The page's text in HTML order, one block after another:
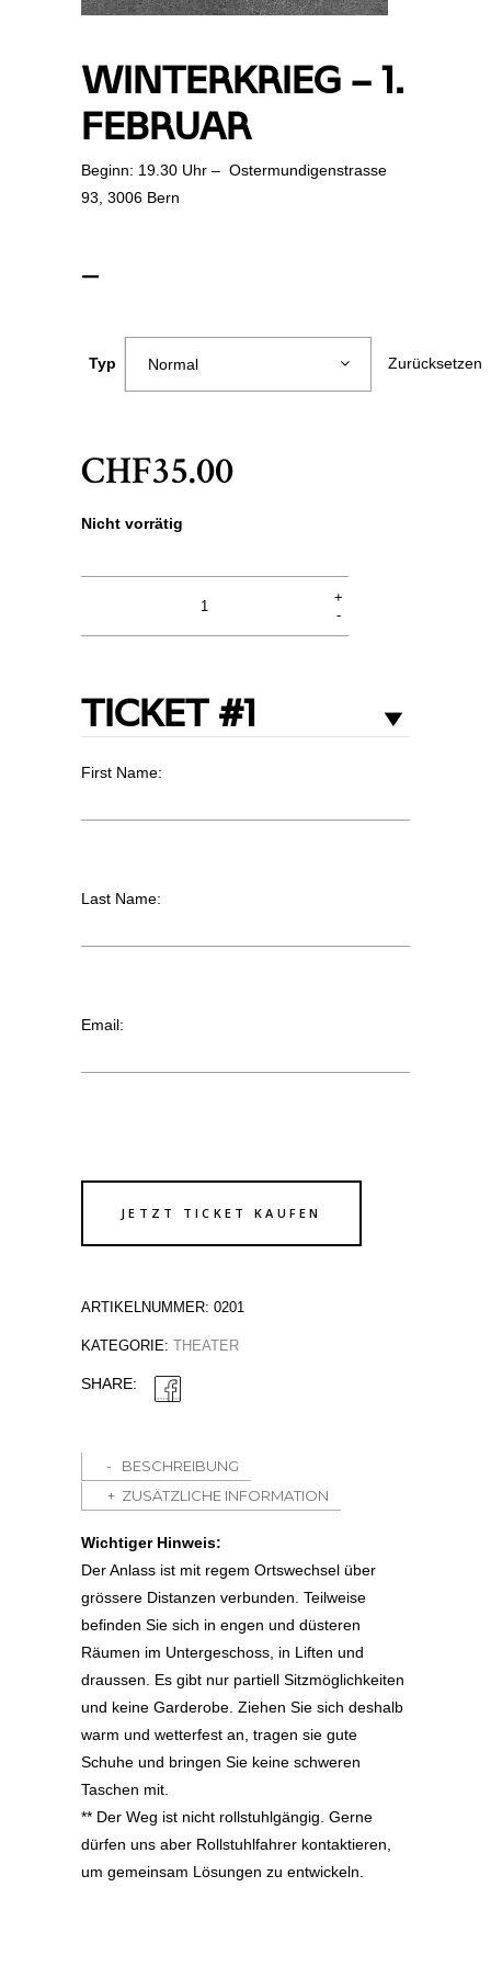
WINTERKRIEG – 1.
FEBRUAR
Beginn: 19.30 Uhr – Ostermundigenstrasse
93, 3006 Bern
–Preisspanne:
bis
CHF35.00
Typ Normal Zurücksetzen
CHF35.00
Nicht vorrätig
quantity
-
+
TICKET #1
First Name:
Last Name:
Email:
JETZT TICKET KAUFEN
ARTIKELNUMMER: 0201
KATEGORIE: THEATER
SHARE:
BESCHREIBUNG
ZUSÄTZLICHE INFORMATION
Wichtiger Hinweis:
Der Anlass ist mit regem Ortswechsel über
grössere Distanzen verbunden. Teilweise
befinden Sie sich in engen und düsteren
Räumen im Untergeschoss, in Liften und
draussen. Es gibt nur partiell Sitzmöglichkeiten
und keine Garderobe. Ziehen Sie sich deshalb
warm und wetterfest an, tragen sie gute
Schuhe und bringen Sie keine schweren
Taschen mit.
** Der Weg ist nicht rollstuhlgängig. Gerne
dürfen uns aber Rollstuhlfahrer kontaktieren,
um gemeinsam Lösungen zu entwickeln.